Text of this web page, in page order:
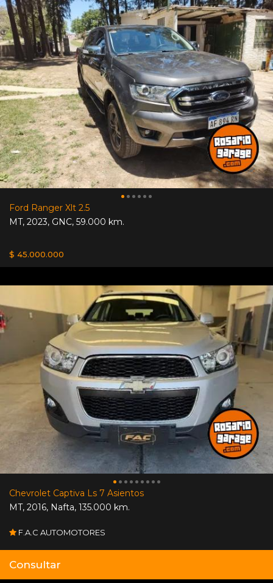
Ford Ranger Xlt 2.5
MT, 2023, GNC, 59.000 km.
$ 45.000.000
Chevrolet Captiva Ls 7 Asientos
MT, 2016, Nafta, 135.000 km.
F.A.C AUTOMOTORES
Consultar